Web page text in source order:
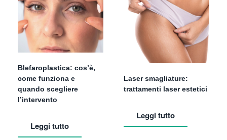
Blefaroplastica: cos’è,
come funziona e
quando scegliere
l’intervento
Leggi tutto
Laser smagliature:
trattamenti laser estetici
Leggi tutto